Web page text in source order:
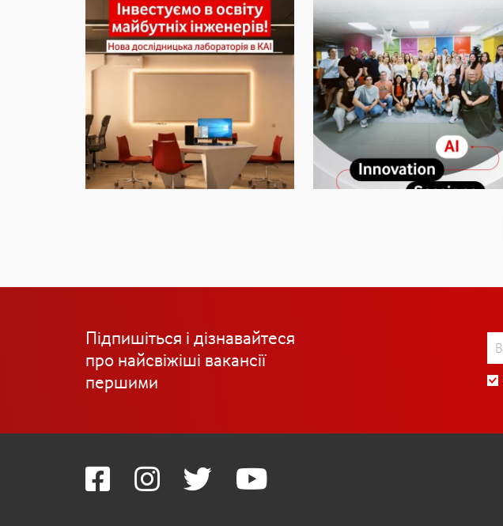
Підпишіться і дізнавайтеся
про найсвіжіші вакансії
першими